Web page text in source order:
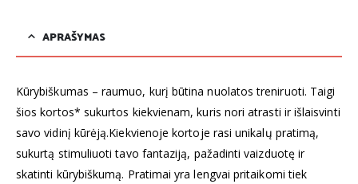
APRAŠYMAS
Kūrybiškumas – raumuo, kurį būtina nuolatos treniruoti. Taigi
šios kortos* sukurtos kiekvienam, kuris nori atrasti ir išlaisvinti
savo vidinį kūrėją.Kiekvienoje kortoje rasi unikalų pratimą,
sukurtą stimuliuoti tavo fantaziją, pažadinti vaizduotę ir
skatinti kūrybiškumą. Pratimai yra lengvai pritaikomi tiek